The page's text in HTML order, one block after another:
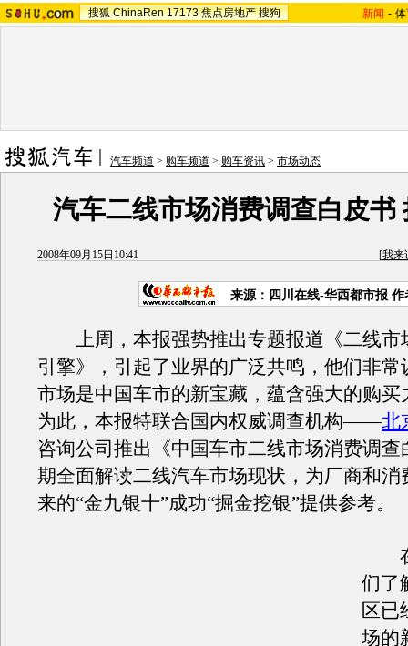
搜狐 ChinaRen 17173 焦点房地产 搜狗 新闻 -
汽车频道 > 购车频道 > 购车资讯 > 市场动态
汽车二线市场消费调查白皮书
2008年09月15日10:41 [我来
来源：四川在线-华西都市报 作
上周，本报强势推出专题报道《二线市
引擎》，引起了业界的广泛共鸣，他们非常
市场是中国车市的新宝藏，蕴含强大的购买
为此，本报特联合国内权威调查机构——北
咨询公司推出《中国车市二线市场消费调查
期全面解读二线汽车市场现状，为厂商和消
来的“金九银十”成功“掘金挖银”提供参考。
在
们了
区已
场的